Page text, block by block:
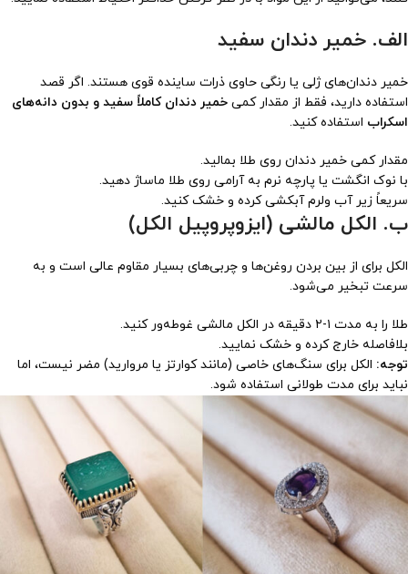
الف. خمیر دندان سفید
خمیر دندان‌های ژلی یا رنگی حاوی ذرات ساینده قوی هستند. اگر قصد
استفاده دارید، فقط از مقدار کمی خمیر دندان کاملاً سفید و بدون دانه‌های
اسکراب استفاده کنید.
مقدار کمی خمیر دندان روی طلا بمالید.
با نوک انگشت یا پارچه نرم به آرامی روی طلا ماساژ دهید.
سریعاً زیر آب ولرم آبکشی کرده و خشک کنید.
ب. الکل مالشی (ایزوپروپیل الکل)
الکل برای از بین بردن روغن‌ها و چربی‌های بسیار مقاوم عالی است و به
سرعت تبخیر می‌شود.
طلا را به مدت ۱-۲ دقیقه در الکل مالشی غوطه‌ور کنید.
بلافاصله خارج کرده و خشک نمایید.
توجه: الکل برای سنگ‌های خاصی (مانند کوارتز یا مروارید) مضر نیست، اما
نباید برای مدت طولانی استفاده شود.